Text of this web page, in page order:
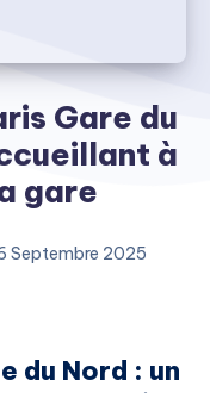
Gare du
à
gare
Septembre 2025
du Nord : un